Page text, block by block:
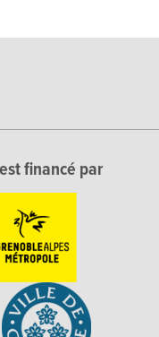
financé par